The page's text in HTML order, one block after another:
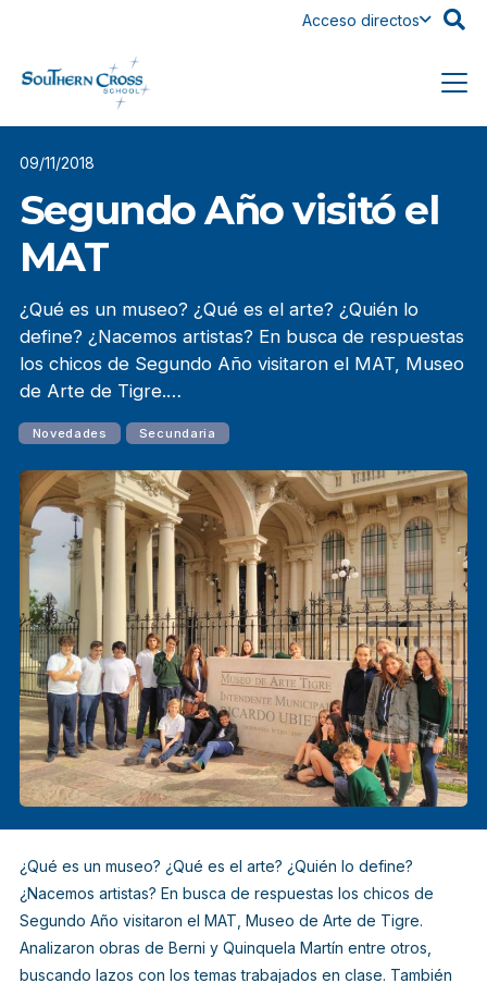
Acceso directos
09/11/2018
Segundo Año visitó el
MAT
¿Qué es un museo? ¿Qué es el arte? ¿Quién lo
define? ¿Nacemos artistas? En busca de respuestas
los chicos de Segundo Año visitaron el MAT, Museo
de Arte de Tigre.…
Novedades Secundaria
¿Qué es un museo? ¿Qué es el arte? ¿Quién lo define?
¿Nacemos artistas? En busca de respuestas los chicos de
Segundo Año visitaron el MAT, Museo de Arte de Tigre.
Analizaron obras de Berni y Quinquela Martín entre otros,
buscando lazos con los temas trabajados en clase. También